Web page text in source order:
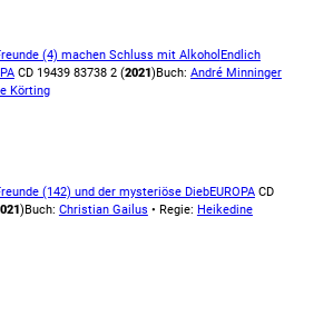
(4) machen Schluss mit Alkohol Endlich
CD 19439 83738 2 (2021)Buch: André Minninger
Körting
(142) und der mysteriöse DiebEUROPACD
)Buch: Christian Gailus • Regie: Heikedine